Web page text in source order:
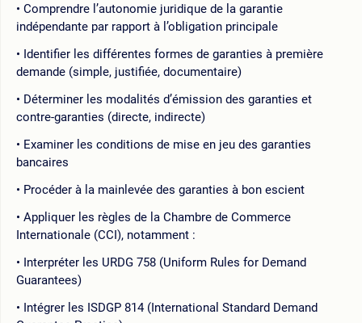
Comprendre l’autonomie juridique de la garantie
indépendante par rapport à l’obligation principale
Identifier les différentes formes de garanties à première
demande (simple, justifiée, documentaire)
Déterminer les modalités d’émission des garanties et
contre-garanties (directe, indirecte)
Examiner les conditions de mise en jeu des garanties
bancaires
Procéder à la mainlevée des garanties à bon escient
Appliquer les règles de la Chambre de Commerce
Internationale (CCI), notamment :
Interpréter les URDG 758 (Uniform Rules for Demand
Guarantees)
Intégrer les ISDGP 814 (International Standard Demand